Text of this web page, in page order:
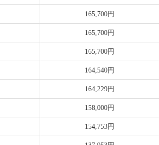
165,700円
165,700円
165,700円
164,540円
164,229円
158,000円
154,753円